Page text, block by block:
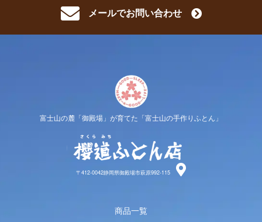
メールでお問い合わせ
富士山の麓「御殿場」が育てた「富士山の手作りふとん」
〒412-0042静岡県御殿場市萩原992-115
商品一覧